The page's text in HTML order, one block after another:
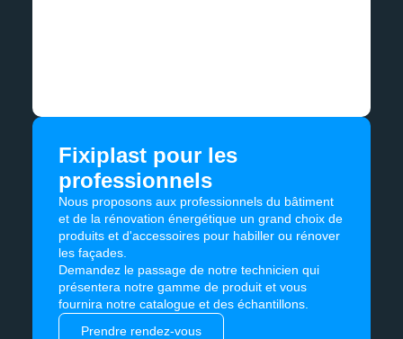
Fixiplast pour les
professionnels
Nous proposons aux professionnels du bâtiment
et de la rénovation énergétique un grand choix de
produits et d'accessoires pour habiller ou rénover
les façades.
Demandez le passage de notre technicien qui
présentera notre gamme de produit et vous
fournira notre catalogue et des échantillons.
Prendre rendez-vous